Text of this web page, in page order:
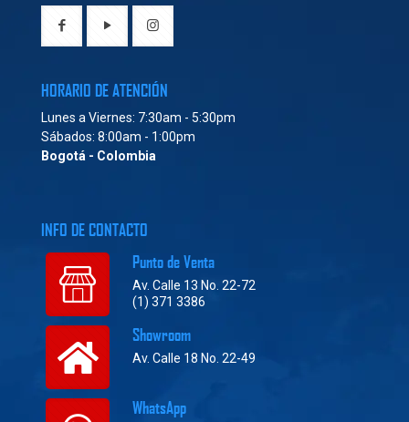
HORARIO DE ATENCIÓN
Lunes a Viernes: 7:30am - 5:30pm
Sábados: 8:00am - 1:00pm
Bogotá - Colombia
INFO DE CONTACTO
Punto de Venta
Av. Calle 13 No. 22-72
(1) 371 3386
Showroom
Av. Calle 18 No. 22-49
WhatsApp